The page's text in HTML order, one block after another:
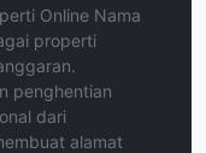
Online Nama
properti
penghentian
dari
alamat